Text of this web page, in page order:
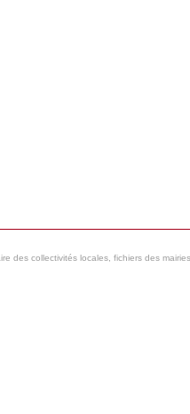
collectivités locales, fichiers des